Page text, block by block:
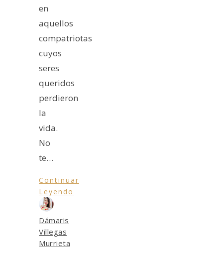
en
aquellos
compatriotas
cuyos
seres
queridos
perdieron
la
vida.
No
te…
Continuar
Leyendo
Dámaris
Villegas
Murrieta